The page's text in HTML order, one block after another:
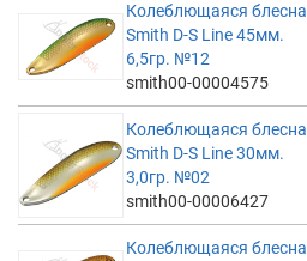
Колеблющаяся блесна
Smith D-S Line 45мм.
6,5гр. №12
smith00-00004575
Колеблющаяся блесна
Smith D-S Line 30мм.
3,0гр. №02
smith00-00006427
Колеблющаяся блесна